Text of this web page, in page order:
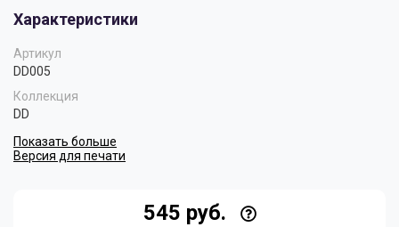
Скрытое освещение
Хай Тек
Цветные плинтусы
Характеристики
Артикул
DD005
Коллекция
DD
Показать больше
Версия для печати
545 руб.